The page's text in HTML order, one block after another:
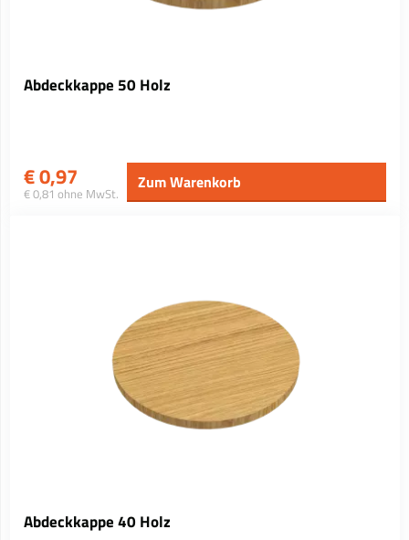
Abdeckkappe 50 Holz
€0,97
€ 0,81 ohne MwSt.
Zum Warenkorb
Abdeckkappe 40 Holz